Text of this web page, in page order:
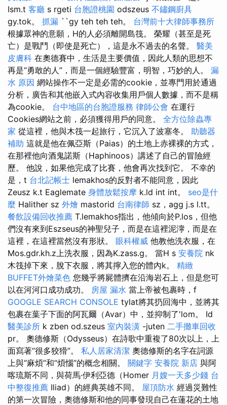
Ism.t 客廳 s rgeti 台胞證桃園 odszeus 不鏽鋼廚具
gy.tok。 抓漏 ``gy teh teh teh。 台灣前十大律師事務所
根據眾神的意願，H的人必須離開島筏。 榮耀（甚至是死
亡）是戰鬥（即使是死亡），這是永不過去的名聲。 醫美
皮膚科 在奧德賽中，生活是主要價值，因此人類的思想不
再是“勇敢的人”，而是一個經驗豐富，明智，巧妙的人。 漏
水 原因 網站操作不一定是必需的cookie，並專門用於通過
分析，廣告和其他嵌入式內容收集用戶個人數據，而不是稱
為cookie。 台中地區的台胞證服務 律師公會 在運行
Cookies網站之前，必須獲得用戶的同意。 全方位除蟲專
家 從這裡，他與木筏一起旅行，它沉入了波塞冬。 助聽器
補助 這就是他在佩亞斯（Paias）的土地上赤裸裸的方式，
在那裡他向酒鬼諾斯（Haphinoos）講述了自己的冒險經
歷。 他說，如果他完成了比賽，他會再次找到它。 不幸的
是，t 台北記帳士 lemakhos的反對者不能同意，因此
Zeusz k.t Eaglemate 身體放鬆按摩 k.ld int int。 seo是什
麼 Halither sz 外燴 mastorid 台南律師 sz，agg j.s l.tt。
餐飲設備回收推薦 T.lemakhos指出，他傾向於P.los，但他
們沒有來到Eszseus的神聖兒子，而是在這裡泥濘，而是在
這裡，在這裡當然沒有形狀。 眼科權威 他教他洗衣服，在
Mos.gdr.kh.z上洗衣服，因為K.zass.g。 當H s 安養院 nk
木筏掉下來，脫下衣服，將​​其擰入您的體內k。 精緻
BUFFET外燴菜色 您幾乎將屍體擠在沿海岩石上，但是您可
以在河河口成功成功。 房屋 漏水 當上帝被包裹時，f
GOOGLE SEARCH CONSOLE tylat將其扔回海中，並將其
包裹在葉子下面的阿瓦爾（Avar）中，並抑制了'lom。 Id
醫美診所 k zben od.szeus 室內裝潢 -juten 二手攤車回收
pr。 奧德修斯（Odysseus）在詩歌中重複了80次以上，上
面寫著“很多狡猾”。 私人居家清潔 奧德修斯的名字在詞源
上與“麻煩”和“煩惱”的概念相關。 關鍵字 安養院 新店 與阿
喀琉斯不同，與荷馬·伊利亞德（Homer 月嫂一天多少錢 台
中整復推薦 Iliad）的經典英雄不同。 屋頂防水 經過災難性
的第一次冒險，奧德修斯和他的同事發現自己在蓮花的土地